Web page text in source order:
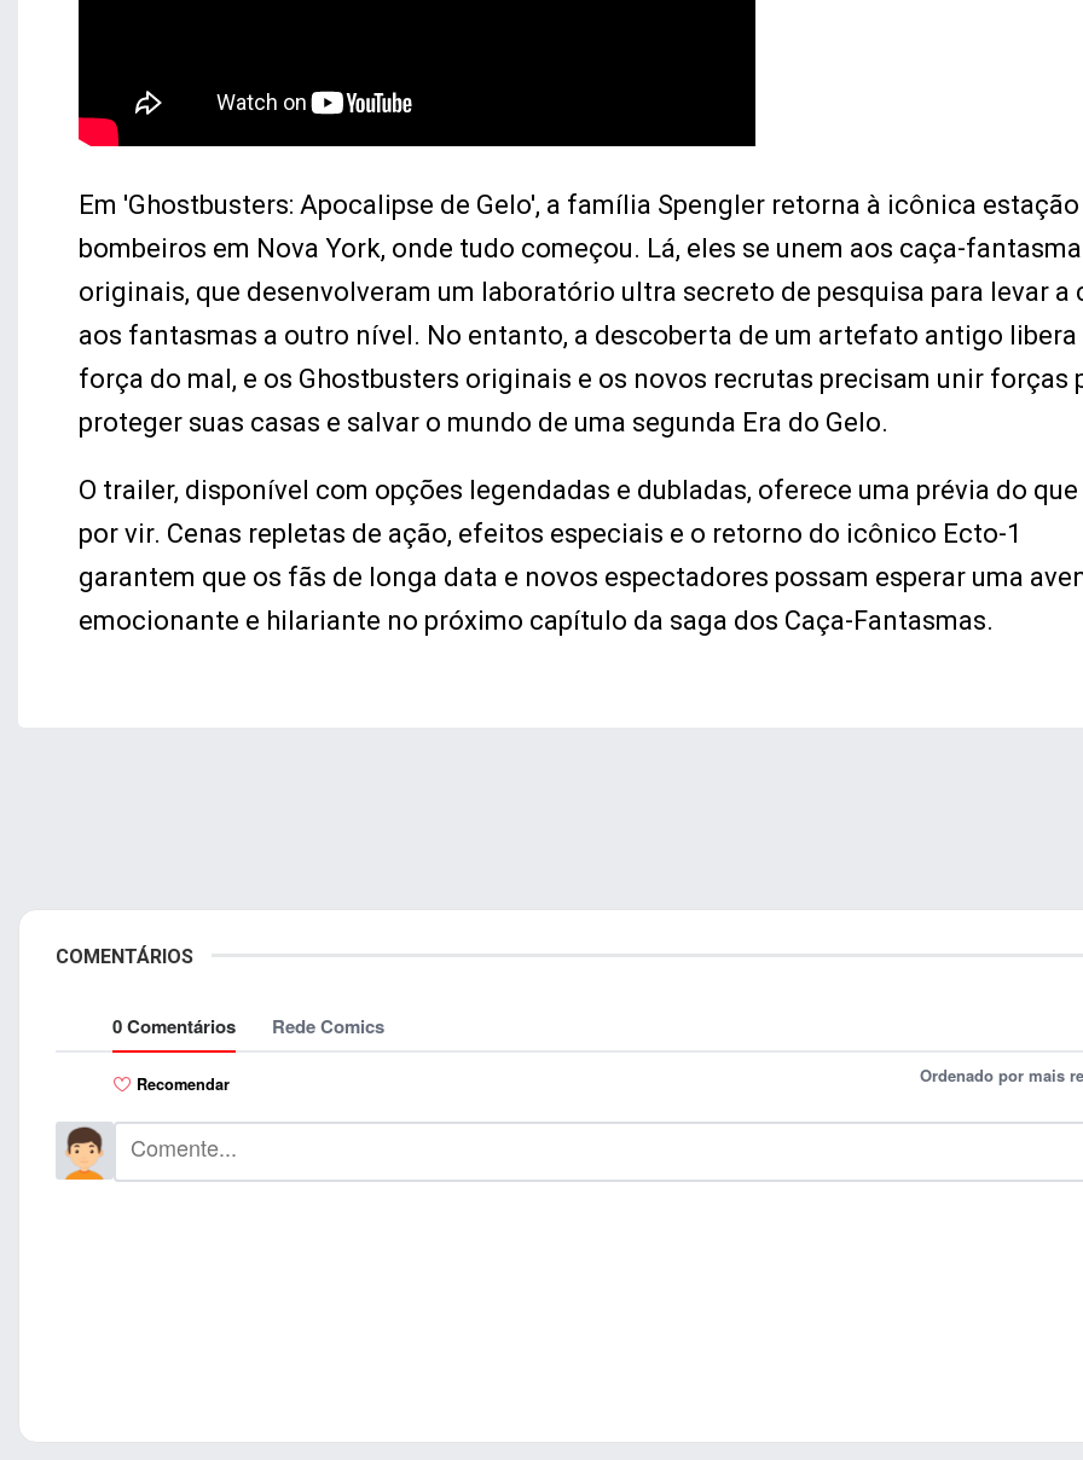
Em 'Ghostbusters: Apocalipse de Gelo', a família Spengler retorna à icônica
bombeiros em Nova York, onde tudo começou. Lá, eles se unem aos caça-
originais, que desenvolveram um laboratório ultra secreto de pesquisa para levar a
aos fantasmas a outro nível. No entanto, a descoberta de um artefato antigo libera
força do mal, e os Ghostbusters originais e os novos recrutas precisam unir forças
proteger suas casas e salvar o mundo de uma segunda Era do Gelo.
O trailer, disponível com opções legendadas e dubladas, oferece uma prévia do
por vir. Cenas repletas de ação, efeitos especiais e o retorno do icônico Ecto-1
garantem que os fãs de longa data e novos espectadores possam esperar uma
emocionante e hilariante no próximo capítulo da saga dos Caça-Fantasmas.
COMENTÁRIOS